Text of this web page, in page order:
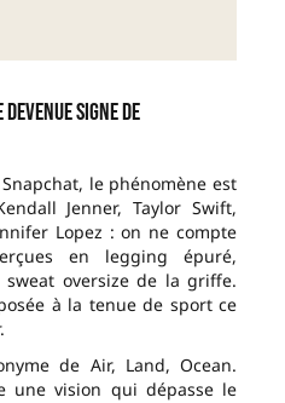
signe de
le phénomène est
Jenner, Taylor Swift,
Lopez : on ne compte
en legging épuré,
oversize de la griffe.
à la tenue de sport ce
de Air, Land, Ocean.
une vision qui dépasse le